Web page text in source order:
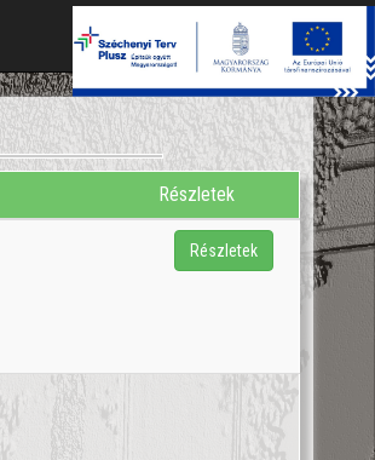
Részletek
Részletek